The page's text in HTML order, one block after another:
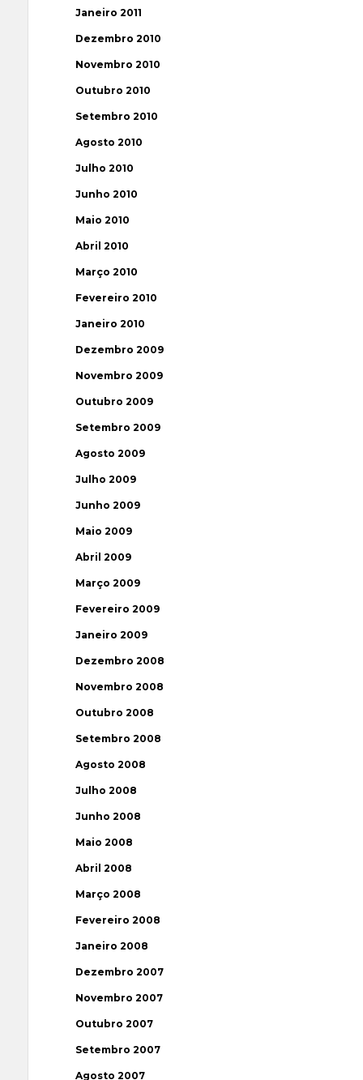
Janeiro 2011
Dezembro 2010
Novembro 2010
Outubro 2010
Setembro 2010
Agosto 2010
Julho 2010
Junho 2010
Maio 2010
Abril 2010
Março 2010
Fevereiro 2010
Janeiro 2010
Dezembro 2009
Novembro 2009
Outubro 2009
Setembro 2009
Agosto 2009
Julho 2009
Junho 2009
Maio 2009
Abril 2009
Março 2009
Fevereiro 2009
Janeiro 2009
Dezembro 2008
Novembro 2008
Outubro 2008
Setembro 2008
Agosto 2008
Julho 2008
Junho 2008
Maio 2008
Abril 2008
Março 2008
Fevereiro 2008
Janeiro 2008
Dezembro 2007
Novembro 2007
Outubro 2007
Setembro 2007
Agosto 2007